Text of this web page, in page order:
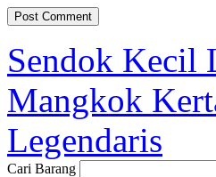
Sendok Kecil
Mangkok
Legendaris
Cari Barang